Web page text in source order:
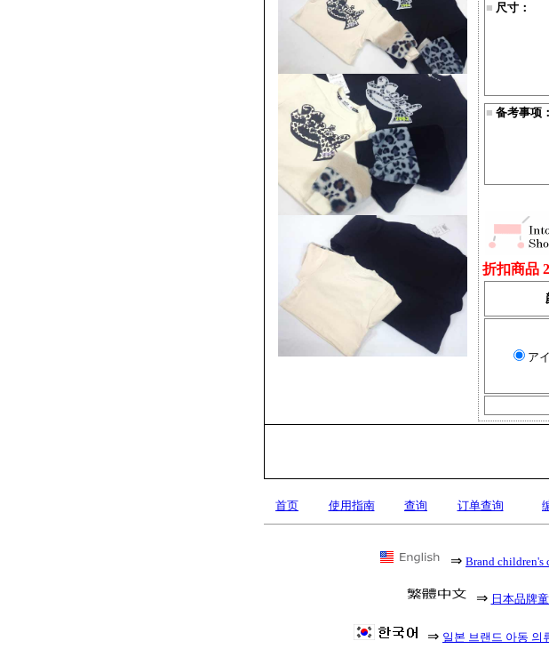
■ 尺寸：
■ 备考事项：
折扣商品
ア
首页 使用指南 查询 订单查询
⇒ Brand
⇒ 日本品牌
⇒ 일본 브랜드 아동 의